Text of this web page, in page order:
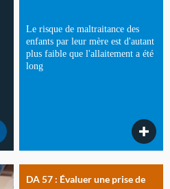
Le risque de maltraitance des
enfants par leur mère est d'autant
plus faible que l'allaitement a été
long
DA 57 : Évaluer une prise de